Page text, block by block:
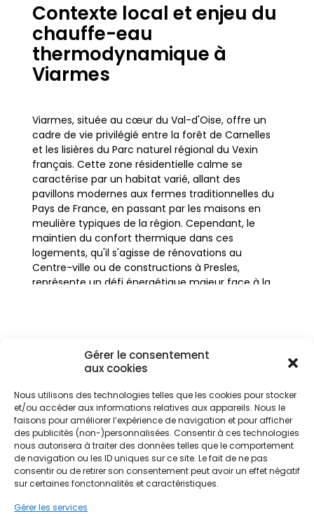
Gérer le consentement
aux cookies
Nous utilisons des technologies telles que les cookies pour stocker
et/ou accéder aux informations relatives aux appareils. Nous le
faisons pour améliorer l’expérience de navigation et pour afficher
des publicités (non-)personnalisées. Consentir à ces technologies
nous autorisera à traiter des données telles que le comportement
de navigation ou les ID uniques sur ce site. Le fait de ne pas
consentir ou de retirer son consentement peut avoir un effet négatif
sur certaines fonctonnalités et caractéristiques.
Gérer les services
Contexte local et enjeu du
chauffe-eau
thermodynamique à
Viarmes
Viarmes, située au cœur du Val-d'Oise, offre un
cadre de vie privilégié entre la forêt de Carnelles
et les lisières du Parc naturel régional du Vexin
français. Cette zone résidentielle calme se
caractérise par un habitat varié, allant des
pavillons modernes aux fermes traditionnelles du
Pays de France, en passant par les maisons en
meulière typiques de la région. Cependant, le
maintien du confort thermique dans ces
logements, qu'il s'agisse de rénovations au
Centre-ville ou de constructions à Presles,
représente un défi énergétique majeur face à la
thermodynamique (CET) s'impose comme une
solution d'avenir pour les propriétaires viarmois.
classiques énergivores, cette technologie permet
de produire l'eau chaude sanitaire en exploitant
une énergie renouvelable et gratuite : les calories
présentes dans l'air ambiant. Pour les habitants de
Viarmes et des communes limitrophes comme
Luzarches ou Saint-Martin-du-Tertre, l'installation
d'un ballon thermodynamique constitue une
démarche logique pour réduire l'empreinte
Ne passez pas à côté de vos
aides !
Faites vite, les budgets
MaPrimeRénov' sont annuels et
limités. Les dossiers sont traités